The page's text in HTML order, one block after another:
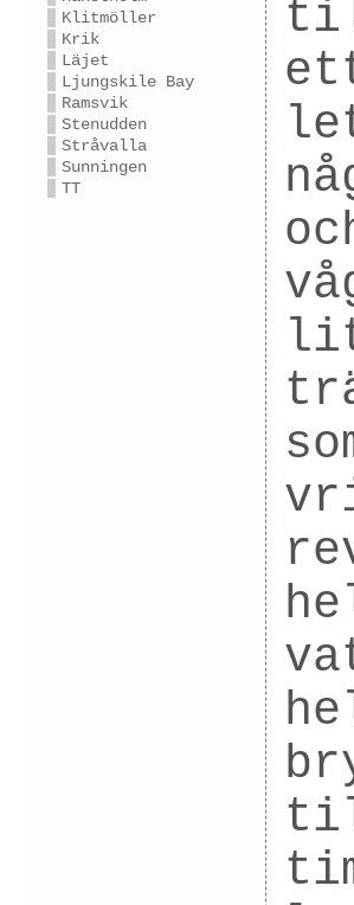
Klitmöller
Krik
Läjet
Ljungskile Bay
Ramsvik
Stenudden
Stråvalla
Sunningen
TT